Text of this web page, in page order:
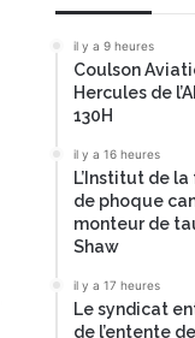
il y a 9 heures
Coulson
Hercules de
130H
il y a 16 heures
L’Institut de
de phoque
monteur de
Shaw
il y a 17 heures
Le syndicat
de l’entente